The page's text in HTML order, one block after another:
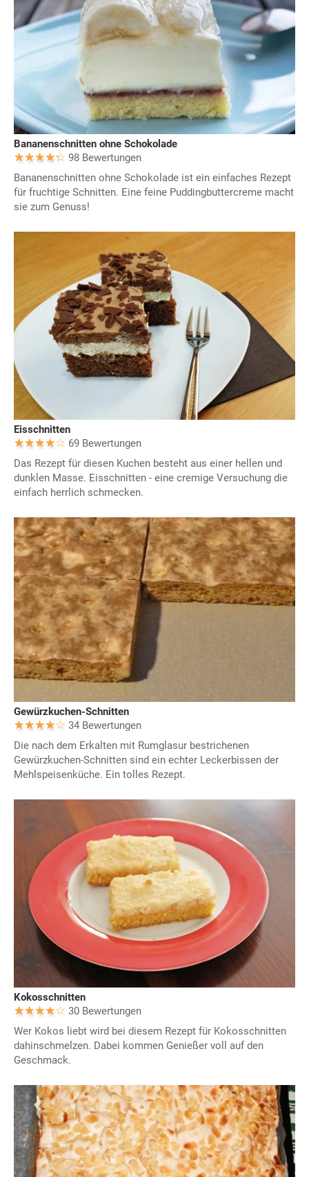
Bananenschnitten ohne Schokolade
98 Bewertungen
Bananenschnitten ohne Schokolade ist ein einfaches Rezept
für fruchtige Schnitten. Eine feine Puddingbuttercreme macht
sie zum Genuss!
Eisschnitten
69 Bewertungen
Das Rezept für diesen Kuchen besteht aus einer hellen und
dunklen Masse. Eisschnitten - eine cremige Versuchung die
einfach herrlich schmecken.
Gewürzkuchen-Schnitten
34 Bewertungen
Die nach dem Erkalten mit Rumglasur bestrichenen
Gewürzkuchen-Schnitten sind ein echter Leckerbissen der
Mehlspeisenküche. Ein tolles Rezept.
Kokosschnitten
30 Bewertungen
Wer Kokos liebt wird bei diesem Rezept für Kokosschnitten
dahinschmelzen. Dabei kommen Genießer voll auf den
Geschmack.